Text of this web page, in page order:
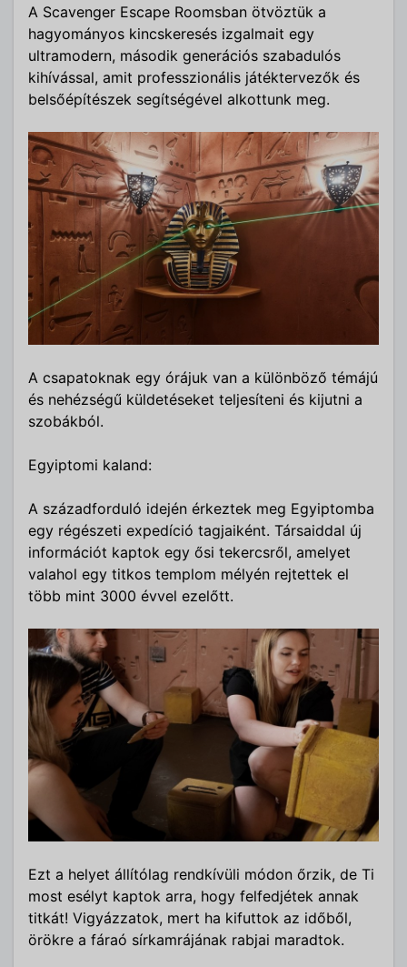
A Scavenger Escape Roomsban ötvöztük a
hagyományos kincskeresés izgalmait egy
ultramodern, második generációs szabadulós
kihívással, amit professzionális játéktervezők és
belsőépítészek segítségével alkottunk meg.
A csapatoknak egy órájuk van a különböző témájú
és nehézségű küldetéseket teljesíteni és kijutni a
szobákból.
Egyiptomi kaland:
A századforduló idején érkeztek meg Egyiptomba
egy régészeti expedíció tagjaiként. Társaiddal új
információt kaptok egy ősi tekercsről, amelyet
valahol egy titkos templom mélyén rejtettek el
több mint 3000 évvel ezelőtt.
Ezt a helyet állítólag rendkívüli módon őrzik, de Ti
most esélyt kaptok arra, hogy felfedjétek annak
titkát! Vigyázzatok, mert ha kifuttok az időből,
örökre a fáraó sírkamrájának rabjai maradtok.